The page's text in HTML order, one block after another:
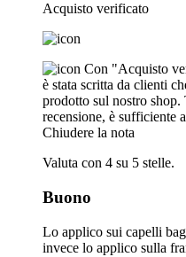
Acquisto verificato
Con "Acquisto
è stata scritta da clienti
prodotto sul nostro shop.
recensione, è sufficiente
Chiudere la nota
Valuta con 4 su 5 stelle.
Buono
Lo applico sui capelli
invece lo applico sulla